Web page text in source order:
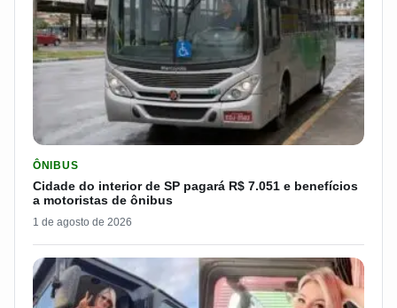
ÔNIBUS
Cidade do interior de SP pagará R$ 7.051 e benefícios
a motoristas de ônibus
1 de agosto de 2026